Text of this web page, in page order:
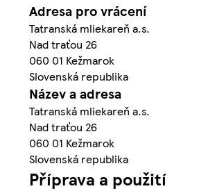
Adresa pro vrácení
Tatranská mliekareň a.s.
Nad traťou 26
060 01 Kežmarok
Slovenská republika
Název a adresa
Tatranská mliekareň a.s.
Nad traťou 26
060 01 Kežmarok
Slovenská republika
Příprava a použití